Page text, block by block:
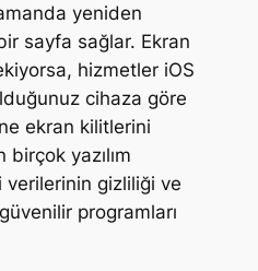
yeniden
sayfa sağlar. Ekran
hizmetler iOS
cihaza göre
ekran kilitlerini
birçok yazılım
gizliliği ve
programları